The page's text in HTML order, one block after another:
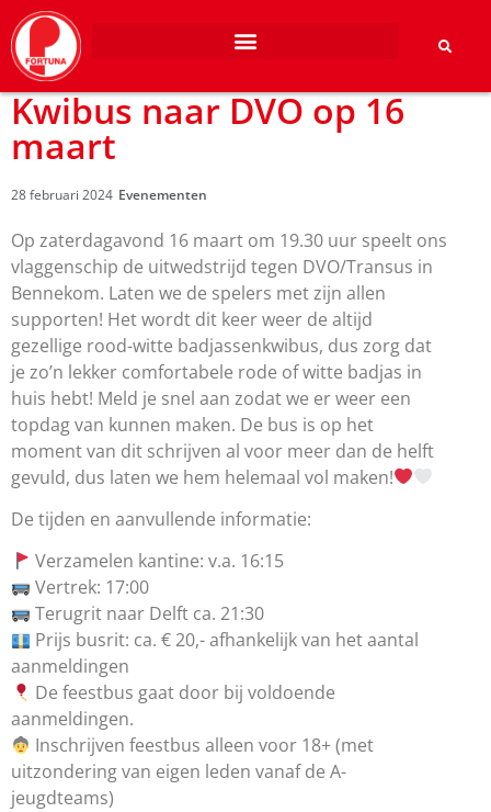
Kwibus naar DVO op 16
maart
28 februari 2024 Evenementen
Op zaterdagavond 16 maart om 19.30 uur speelt ons
vlaggenschip de uitwedstrijd tegen DVO/Transus in
Bennekom. Laten we de spelers met zijn allen
supporten! Het wordt dit keer weer de altijd
gezellige rood-witte badjassenkwibus, dus zorg dat
je zo’n lekker comfortabele rode of witte badjas in
huis hebt! Meld je snel aan zodat we er weer een
topdag van kunnen maken. De bus is op het
moment van dit schrijven al voor meer dan de helft
gevuld, dus laten we hem helemaal vol maken!
De tijden en aanvullende informatie:
Verzamelen kantine: v.a. 16:15
Vertrek: 17:00
Terugrit naar Delft ca. 21:30
Prijs busrit: ca. € 20,- afhankelijk van het aantal
aanmeldingen
De feestbus gaat door bij voldoende
aanmeldingen.
Inschrijven feestbus alleen voor 18+ (met
uitzondering van eigen leden vanaf de A-
jeugdteams)